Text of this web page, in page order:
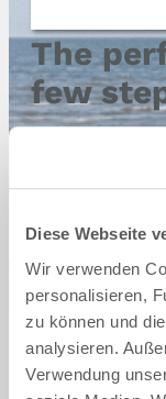
Diese Webseite
Wir verwenden
personalisieren,
zu können und
analysieren.
Verwendung
The
few
Cupra
Ford
Mercedes